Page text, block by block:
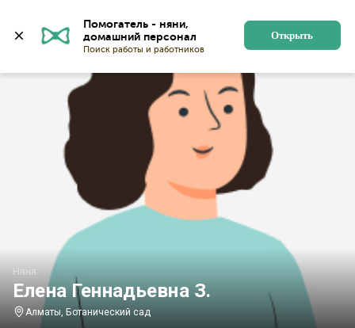
Помогатель - няни,
Поиск работы и работников
Открыть
Елена Геннадьевна З.
Няня
Алматы, Ботанический сад